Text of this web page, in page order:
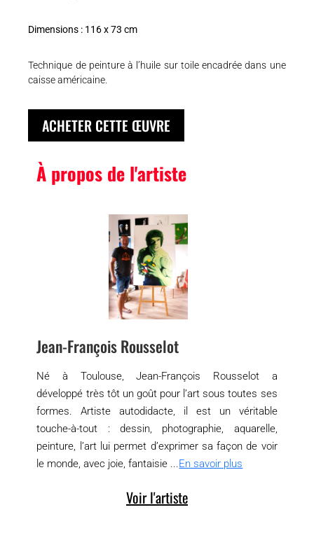
Dimensions : 116 x 73 cm
Technique de peinture à l’huile sur toile encadrée dans une
caisse américaine.
ACHETER CETTE ŒUVRE
À propos de l'artiste
Jean-François Rousselot
Né à Toulouse, Jean-François Rousselot a
développé très tôt un goût pour l’art sous toutes ses
formes. Artiste autodidacte, il est un véritable
touche-à-tout : dessin, photographie, aquarelle,
peinture, l’art lui permet d’exprimer sa façon de voir
le monde, avec joie, fantaisie ...En savoir plus
Voir l'artiste